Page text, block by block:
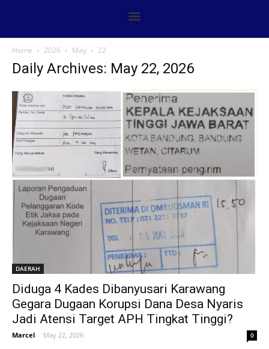
Home 2026 May 22
Daily Archives: May 22, 2026
DAERAH
Diduga 4 Kades Dibanyusari Karawang
Gegara Dugaan Korupsi Dana Desa Nyaris
Jadi Atensi Target APH Tingkat Tinggi?
Marcel - May 22, 2026 0